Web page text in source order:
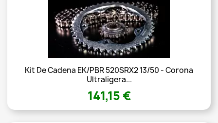
Kit De Cadena EK/PBR 520SRX2 13/50 - Corona
Ultraligera...
141,15 €